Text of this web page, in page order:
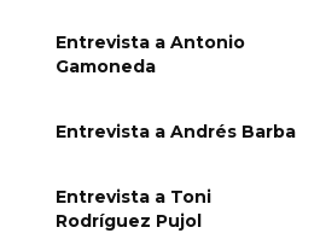
Entrevista a Antonio
Gamoneda
Entrevista a Andrés Barba
Entrevista a Toni
Rodríguez Pujol